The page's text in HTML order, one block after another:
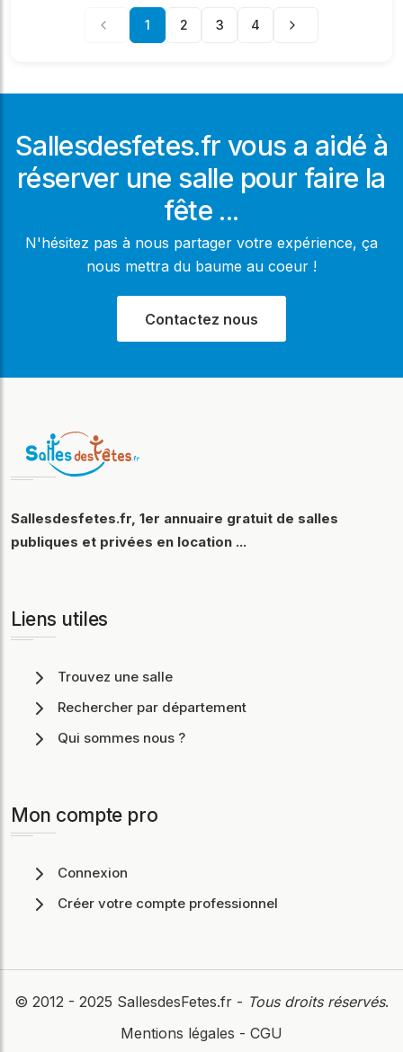
1 2 3 4
Sallesdesfetes.fr vous a aidé à
réserver une salle pour faire la
fête ...
N'hésitez pas à nous partager votre expérience, ça
nous mettra du baume au coeur !
Contactez nous
Sallesdesfetes.fr, 1er annuaire gratuit de salles
publiques et privées en location ...
Liens utiles
Trouvez une salle
Rechercher par département
Qui sommes nous ?
Mon compte pro
Connexion
Créer votre compte professionnel
© 2012 - 2025 SallesdesFetes.fr - Tous droits réservés.
Mentions légales - CGU